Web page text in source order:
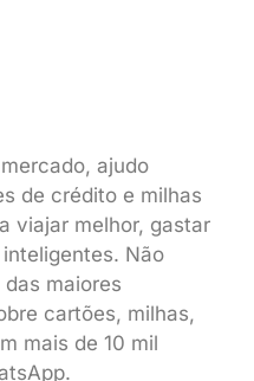
ajudo
de crédito e milhas
viajar melhor, gastar
Não
maiores
cartões, milhas,
mais de 10 mil